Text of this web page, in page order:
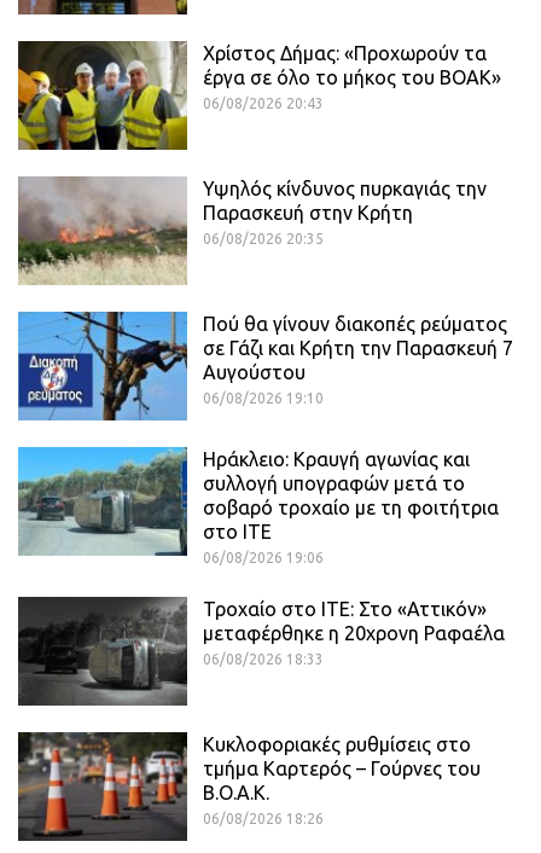
Χρίστος Δήμας: «Προχωρούν τα
έργα σε όλο το μήκος του ΒΟΑΚ»
06/08/2026 20:43
Υψηλός κίνδυνος πυρκαγιάς την
Παρασκευή στην Κρήτη
06/08/2026 20:35
Πού θα γίνουν διακοπές ρεύματος
σε Γάζι και Κρήτη την Παρασκευή 7
Αυγούστου
06/08/2026 19:10
Ηράκλειο: Κραυγή αγωνίας και
συλλογή υπογραφών μετά το
σοβαρό τροχαίο με τη φοιτήτρια
στο ΙΤΕ
06/08/2026 19:06
Τροχαίο στο ΙΤΕ: Στο «Αττικόν»
μεταφέρθηκε η 20χρονη Ραφαέλα
06/08/2026 18:33
Κυκλοφοριακές ρυθμίσεις στο
τμήμα Καρτερός – Γούρνες του
Β.Ο.Α.Κ.
06/08/2026 18:26